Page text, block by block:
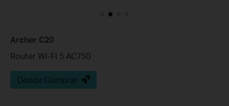
Archer C20
Router Wi-Fi 5 AC750
Dónde Comprar